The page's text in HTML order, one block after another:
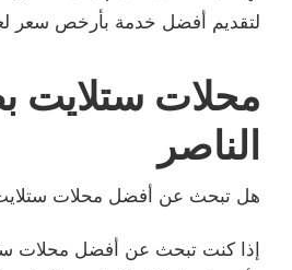
لتقديم أفضل خدمة بأرخص سعر
محلات ستلايت
الناصر
هل تبحث عن أفضل محلات ستلايت
إذا كنت تبحث عن أفضل محلات